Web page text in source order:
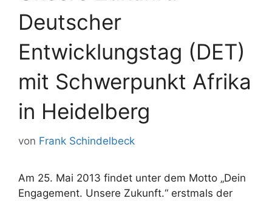
Deutscher
Entwicklungstag (DET)
mit Schwerpunkt Afrika
in Heidelberg
von Frank Schindelbeck
Am 25. Mai 2013 findet unter dem Motto „Dein
Engagement. Unsere Zukunft.“ erstmals der